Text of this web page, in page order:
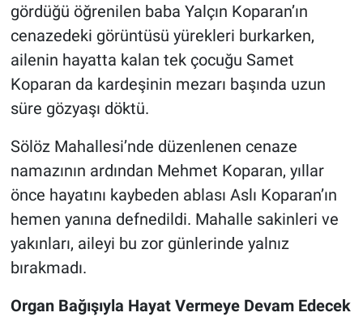
gördüğü öğrenilen baba Yalçın Koparan’ın
cenazedeki görüntüsü yürekleri burkarken,
ailenin hayatta kalan tek çocuğu Samet
Koparan da kardeşinin mezarı başında uzun
süre gözyaşı döktü.
Sölöz Mahallesi’nde düzenlenen cenaze
namazının ardından Mehmet Koparan, yıllar
önce hayatını kaybeden ablası Aslı Koparan’ın
hemen yanına defnedildi. Mahalle sakinleri ve
yakınları, aileyi bu zor günlerinde yalnız
bırakmadı.
Organ Bağışıyla Hayat Vermeye Devam Edecek